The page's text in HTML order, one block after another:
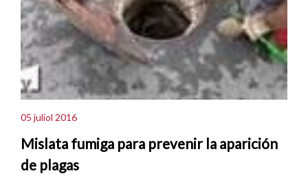
05 juliol 2016
Mislata fumiga para prevenir la aparición
de plagas